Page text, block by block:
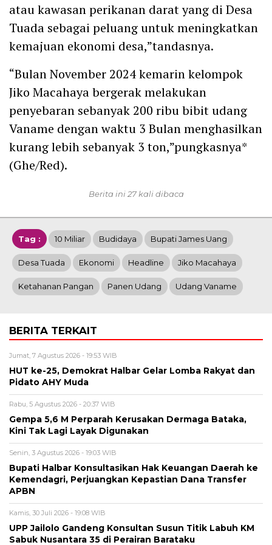
atau kawasan perikanan darat yang di Desa
Tuada sebagai peluang untuk meningkatkan
kemajuan ekonomi desa,”tandasnya.
“Bulan November 2024 kemarin kelompok
Jiko Macahaya bergerak melakukan
penyebaran sebanyak 200 ribu bibit udang
Vaname dengan waktu 3 Bulan menghasilkan
kurang lebih sebanyak 3 ton,”pungkasnya*
(Ghe/Red).
Berita ini 27 kali dibaca
Tag : 10 Miliar Budidaya Bupati James Uang
Desa Tuada Ekonomi Headline Jiko Macahaya
Ketahanan Pangan Panen Udang Udang Vaname
BERITA TERKAIT
Jumat, 7 Agustus 2026 - 19:53 WIB
HUT ke-25, Demokrat Halbar Gelar Lomba Rakyat dan
Pidato AHY Muda
Rabu, 5 Agustus 2026 - 20:37 WIB
Gempa 5,6 M Perparah Kerusakan Dermaga Bataka,
Kini Tak Lagi Layak Digunakan
Senin, 3 Agustus 2026 - 19:03 WIB
Bupati Halbar Konsultasikan Hak Keuangan Daerah ke
Kemendagri, Perjuangkan Kepastian Dana Transfer
APBN
Kamis, 30 Juli 2026 - 19:08 WIB
UPP Jailolo Gandeng Konsultan Susun Titik Labuh KM
Sabuk Nusantara 35 di Perairan Barataku